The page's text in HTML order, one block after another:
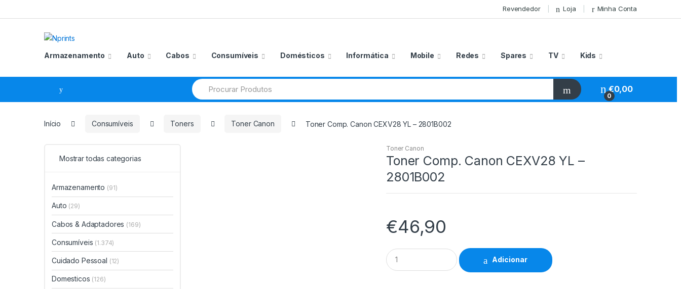
para
para
Revendedor Loja Minha Conta
Armazenamento Auto Cabos Consumíveis Domésticos Informática Mobile Redes Spares TV Kids
Procurar
por:
0
€0,00
Início Consumíveis Toners Toner Canon Toner Comp. Canon CEXV28 YL – 2801B002
Toner Canon
Toner Comp. Canon CEXV28 YL –
2801B002
€46,90
Toner
Comp.
Canon
Adicionar
Mostrar todas categorias
Armazenamento (91)
Auto (29)
Cabos & Adaptadores (169)
Consumíveis (1.374)
Cuidado Pessoal (12)
Domesticos (126)